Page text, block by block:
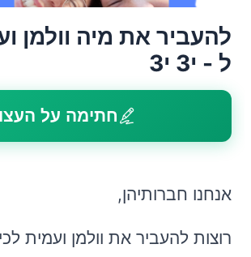
להעביר את מיה וולמן
ל - י3 י3
חתימה על
אנחנו חברותיהן,
רוצות להעביר את וולמן ועמית